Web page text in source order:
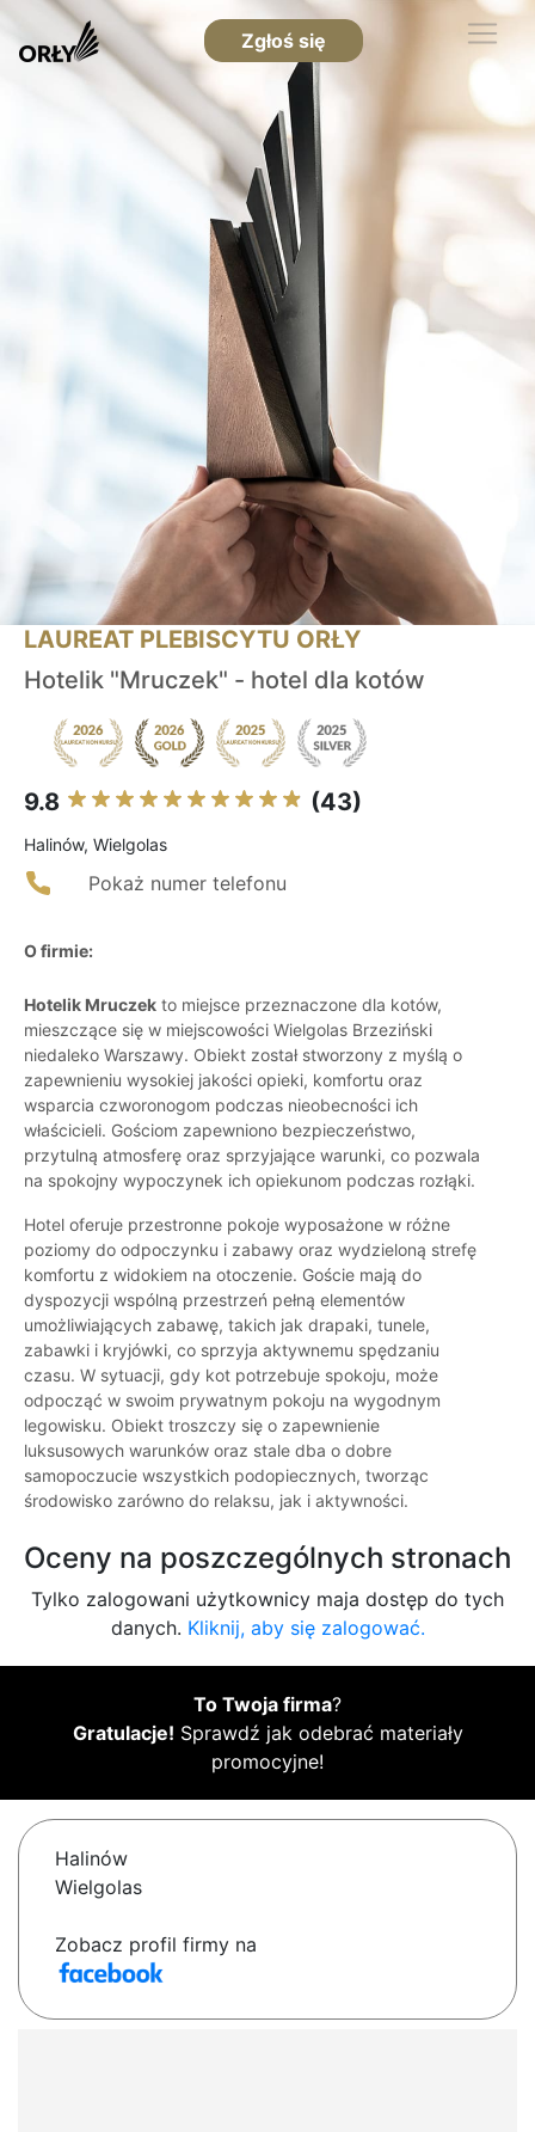
Zgłoś się
LAUREAT PLEBISCYTU ORŁY
Hotelik "Mruczek" - hotel dla kotów
9.8 (43)
Halinów, Wielgolas
Pokaż numer telefonu
O firmie:
Hotelik Mruczek to miejsce przeznaczone dla kotów,
mieszczące się w miejscowości Wielgolas Brzeziński
niedaleko Warszawy. Obiekt został stworzony z myślą o
zapewnieniu wysokiej jakości opieki, komfortu oraz
wsparcia czworonogom podczas nieobecności ich
właścicieli. Gościom zapewniono bezpieczeństwo,
przytulną atmosferę oraz sprzyjające warunki, co pozwala
na spokojny wypoczynek ich opiekunom podczas rozłąki.
Hotel oferuje przestronne pokoje wyposażone w różne
poziomy do odpoczynku i zabawy oraz wydzieloną strefę
komfortu z widokiem na otoczenie. Goście mają do
dyspozycji wspólną przestrzeń pełną elementów
umożliwiających zabawę, takich jak drapaki, tunele,
zabawki i kryjówki, co sprzyja aktywnemu spędzaniu
czasu. W sytuacji, gdy kot potrzebuje spokoju, może
odpocząć w swoim prywatnym pokoju na wygodnym
legowisku. Obiekt troszczy się o zapewnienie
luksusowych warunków oraz stale dba o dobre
samopoczucie wszystkich podopiecznych, tworząc
środowisko zarówno do relaksu, jak i aktywności.
Oceny na poszczególnych stronach
Tylko zalogowani użytkownicy maja dostęp do tych
danych. Kliknij, aby się zalogować.
To Twoja firma?
Gratulacje! Sprawdź jak odebrać materiały
promocyjne!
Halinów
Wielgolas
Zobacz profil firmy na